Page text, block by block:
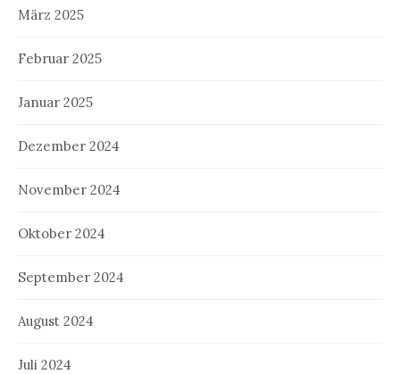
März 2025
Februar 2025
Januar 2025
Dezember 2024
November 2024
Oktober 2024
September 2024
August 2024
Juli 2024